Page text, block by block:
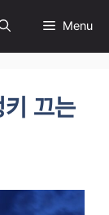
Menu
끄는